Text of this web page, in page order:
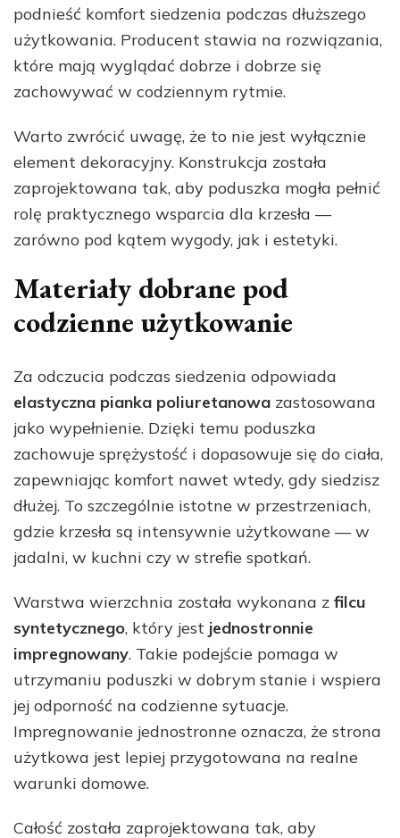
podnieść komfort siedzenia podczas dłuższego
użytkowania. Producent stawia na rozwiązania,
które mają wyglądać dobrze i dobrze się
zachowywać w codziennym rytmie.
Warto zwrócić uwagę, że to nie jest wyłącznie
element dekoracyjny. Konstrukcja została
zaprojektowana tak, aby poduszka mogła pełnić
rolę praktycznego wsparcia dla krzesła —
zarówno pod kątem wygody, jak i estetyki.
Materiały dobrane pod
codzienne użytkowanie
Za odczucia podczas siedzenia odpowiada
elastyczna pianka poliuretanowa zastosowana
jako wypełnienie. Dzięki temu poduszka
zachowuje sprężystość i dopasowuje się do ciała,
zapewniając komfort nawet wtedy, gdy siedzisz
dłużej. To szczególnie istotne w przestrzeniach,
gdzie krzesła są intensywnie użytkowane — w
jadalni, w kuchni czy w strefie spotkań.
Warstwa wierzchnia została wykonana z filcu
syntetycznego, który jest jednostronnie
impregnowany. Takie podejście pomaga w
utrzymaniu poduszki w dobrym stanie i wspiera
jej odporność na codzienne sytuacje.
Impregnowanie jednostronne oznacza, że strona
użytkowa jest lepiej przygotowana na realne
warunki domowe.
Całość została zaprojektowana tak, aby